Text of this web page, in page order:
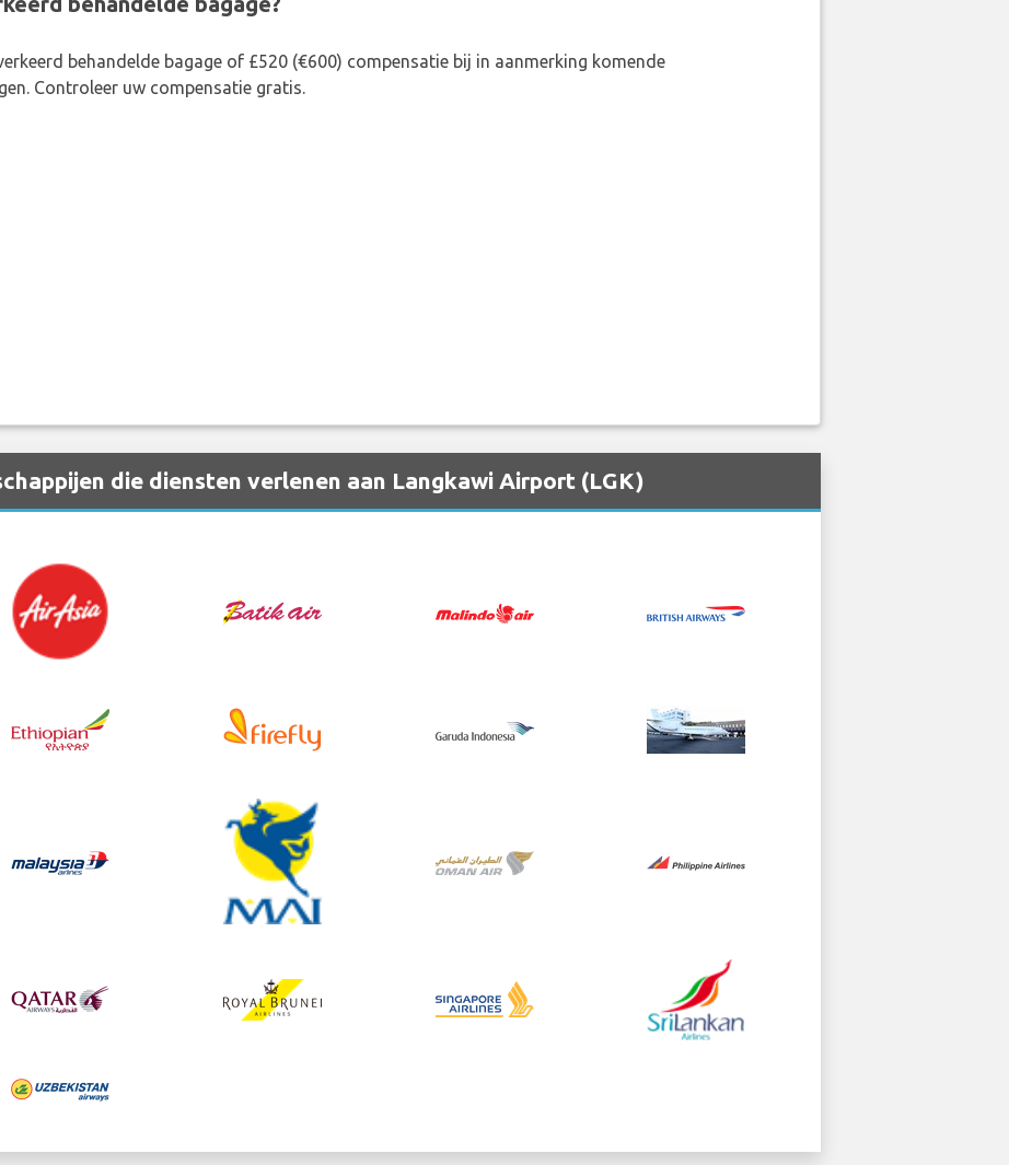
behandelde bagage of £520 (€600) compensatie bij in aanmerking komende
Controleer uw compensatie gratis.
die diensten verlenen aan Langkawi Airport (LGK)